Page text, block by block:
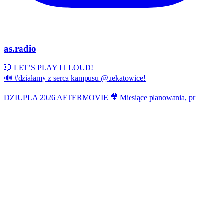
as.radio
💥 LET’S PLAY IT LOUD!
🔊 #działamy z serca kampusu @uekatowice!
DZIUPLA 2026 AFTERMOVIE 🎥 Miesiące planowania, pr